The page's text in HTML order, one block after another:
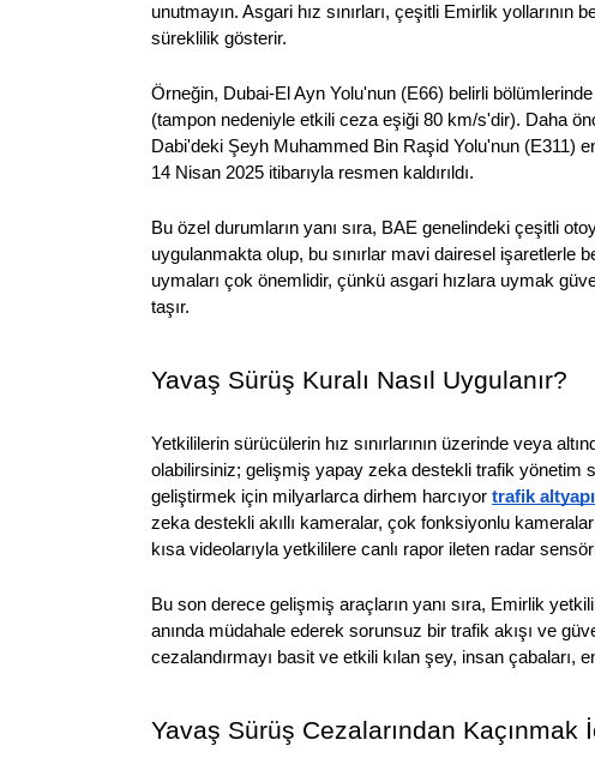
unutmayın. Asgari hız sınırları, çeşitli Emirlik
süreklilik gösterir.
Örneğin, Dubai-El Ayn Yolu'nun (E66) belirli
(tampon nedeniyle etkili ceza eşiği 80 km/s'dir). Daha
Dabi'deki Şeyh Muhammed Bin Raşid Yolu'nun (E311)
14 Nisan 2025 itibarıyla resmen kaldırıldı.
Bu özel durumların yanı sıra, BAE genelindeki çeşitli
uygulanmakta olup, bu sınırlar mavi dairesel işaretlerle
uymaları çok önemlidir, çünkü asgari hızlara uymak
taşır.
Yavaş Sürüş Kuralı Nasıl Uygulanır?
Yetkililerin sürücülerin hız sınırlarının üzerinde veya
olabilirsiniz; gelişmiş yapay zeka destekli trafik yönetim
geliştirmek için milyarlarca dirhem harcıyor trafik
zeka destekli akıllı kameralar, çok fonksiyonlu
kısa videolarıyla yetkililere canlı rapor ileten radar
Bu son derece gelişmiş araçların yanı sıra, Emirlik
anında müdahale ederek sorunsuz bir trafik akışı ve
cezalandırmayı basit ve etkili kılan şey, insan çabaları,
Yavaş Sürüş Cezalarından Kaçınmak